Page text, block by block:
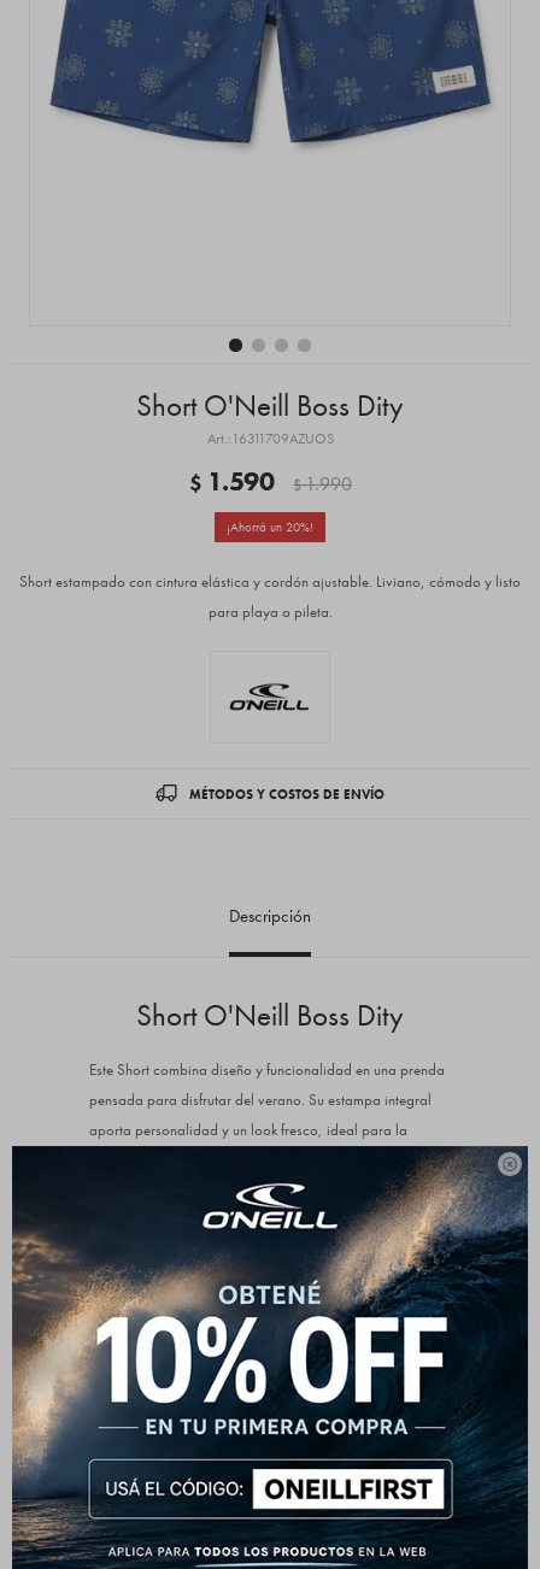

Short O'Neill Boss Dity
16311709AZUOS
$ 1.590 $1.990
20
Short estampado con cintura elástica y cordón ajustable. Liviano, cómodo y listo
para playa o pileta.
MÉTODOS Y COSTOS DE ENVÍO
Descripción
Short O'Neill Boss Dity
Este Short combina diseño y funcionalidad en una prenda
pensada para disfrutar del verano. Su estampa integral
aporta personalidad y un look fresco, ideal para la
Comodidad y ajuste práctico
Cuenta con cintura elástica y cordón ajustable que
permite adaptarlo fácilmente al cuerpo. Su calce cómodo
brinda libertad de movimiento tanto dentro como fuera del
agua.
Diseño funcional para el día a día
Incluye bolsillo trasero con solapa para mayor
practicidad. El tejido liviano y de secado rápido lo
convierte en una opción versátil para actividades
acuáticas o uso casual.